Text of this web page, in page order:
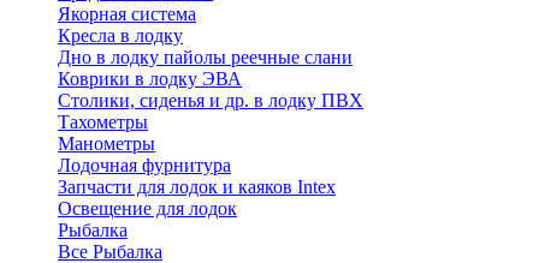
Якорная система
Кресла в лодку
Дно в лодку пайолы реечные слани
Коврики в лодку ЭВА
Столики, сиденья и др. в лодку ПВХ
Тахометры
Манометры
Лодочная фурнитура
Запчасти для лодок и каяков Intex
Освещение для лодок
Рыбалка
Все Рыбалка